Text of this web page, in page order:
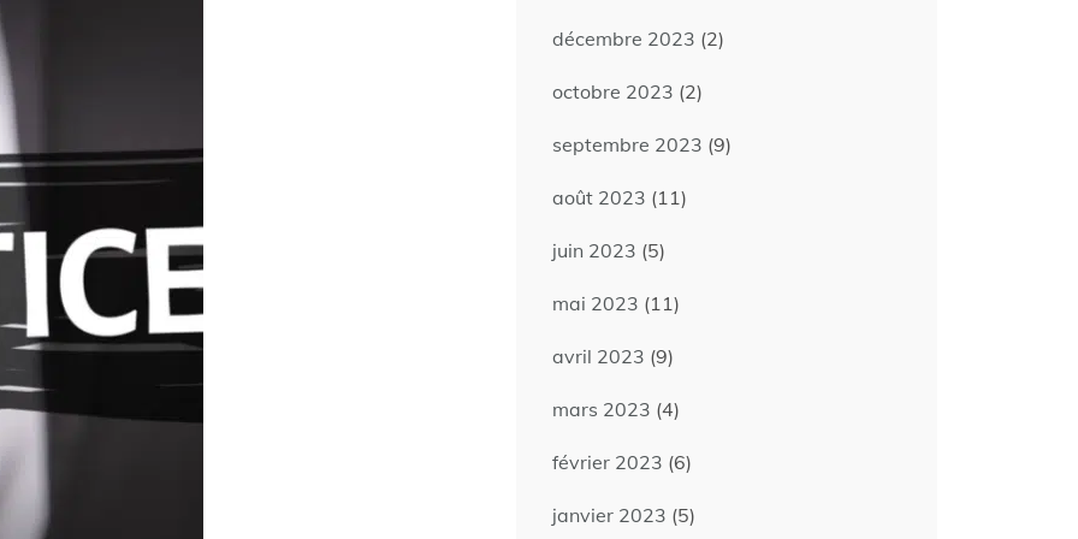
décembre 2023 (2)
octobre 2023 (2)
septembre 2023 (9)
août 2023 (11)
juin 2023 (5)
mai 2023 (11)
avril 2023 (9)
mars 2023 (4)
février 2023 (6)
janvier 2023 (5)